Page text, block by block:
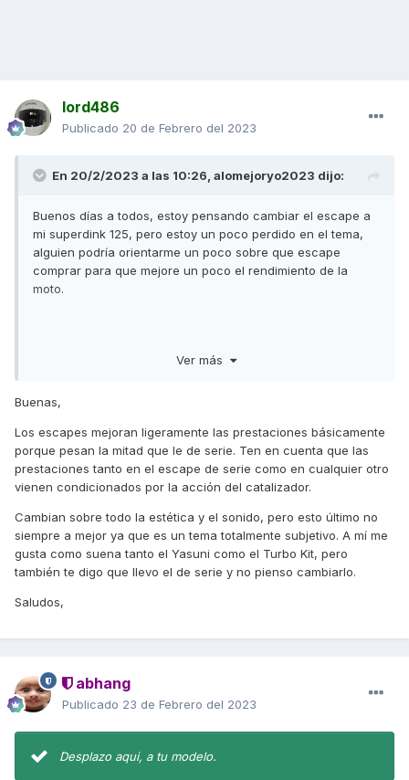
lord486
Publicado 20 de Febrero del 2023
En 20/2/2023 a las 10:26, alomejoryo2023 dijo:
Buenos días a todos, estoy pensando cambiar el escape a
mi superdink 125, pero estoy un poco perdido en el tema,
alguien podría orientarme un poco sobre que escape
comprar para que mejore un poco el rendimiento de la
moto.
Ver más
Buenas,
Los escapes mejoran ligeramente las prestaciones básicamente
porque pesan la mitad que le de serie. Ten en cuenta que las
prestaciones tanto en el escape de serie como en cualquier otro
vienen condicionados por la acción del catalizador.
Cambian sobre todo la estética y el sonido, pero esto último no
siempre a mejor ya que es un tema totalmente subjetivo. A mí me
gusta como suena tanto el Yasuni como el Turbo Kit, pero
también te digo que llevo el de serie y no pienso cambiarlo.
Saludos,
abhang
Publicado 23 de Febrero del 2023
Desplazo aqui, a tu modelo.